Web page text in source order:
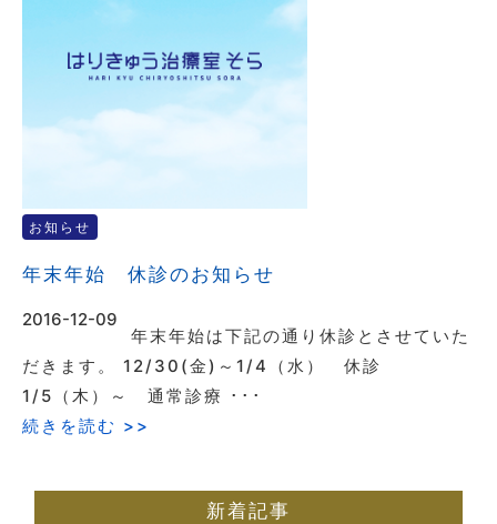
お知らせ
年末年始 休診のお知らせ
2016-12-09
年末年始は下記の通り休診とさせていた
だきます。 12/30(金)～1/4（水） 休診
1/5（木）～ 通常診療 ･･･
続きを読む >>
新着記事